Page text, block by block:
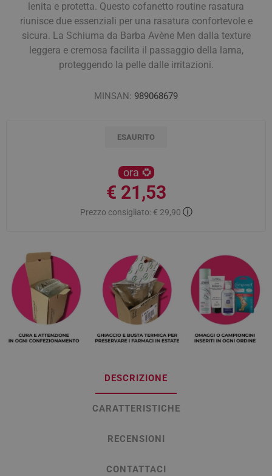
lenita e protetta. Questo cofanetto routine rasatura
riunisce due essenziali per una rasatura confortevole e
sicura. La Schiuma da Barba Avène Men dalla texture
leggera e cremosa facilita il passaggio della lama,
proteggendo la pelle dalle irritazioni.
MINSAN: 989068679
ESAURITO
ora
€ 21,53
Prezzo consigliato: € 29,90 ⓘ
DESCRIZIONE
CARATTERISTICHE
RECENSIONI
CONTATTACI